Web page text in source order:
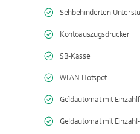
Sehbehinderten-
Kontoauszugsdrucker
SB-Kasse
WLAN-Hotspot
Geldautomat mit
Geldautomat mit